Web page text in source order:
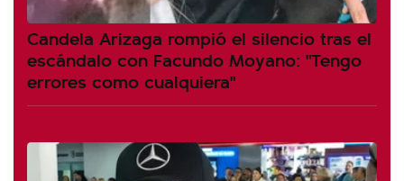
Candela Arizaga rompió el silencio tras el
escándalo con Facundo Moyano: "Tengo
errores como cualquiera"